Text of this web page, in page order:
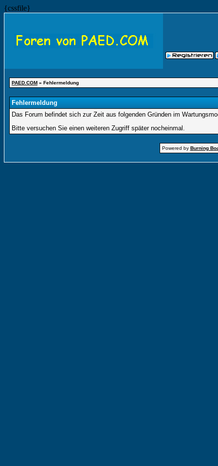
{cssfile}
PAED.COM » Fehlermeldung
Fehlermeldung
Das Forum befindet sich zur Zeit aus folgenden Gründen im
Bitte versuchen Sie einen weiteren Zugriff später nocheinmal.
Powered by Burning